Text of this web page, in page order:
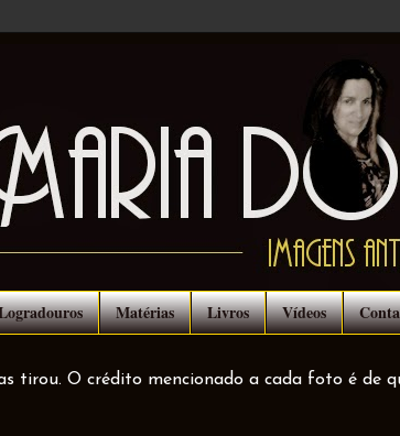
Matérias Livros Vídeos
tirou. O crédito mencionado a cada foto é de